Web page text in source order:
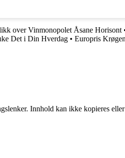
over Vinmonopolet Åsane Horisont
Det i Din Hverdag • Europris
Innhold kan ikke kopieres